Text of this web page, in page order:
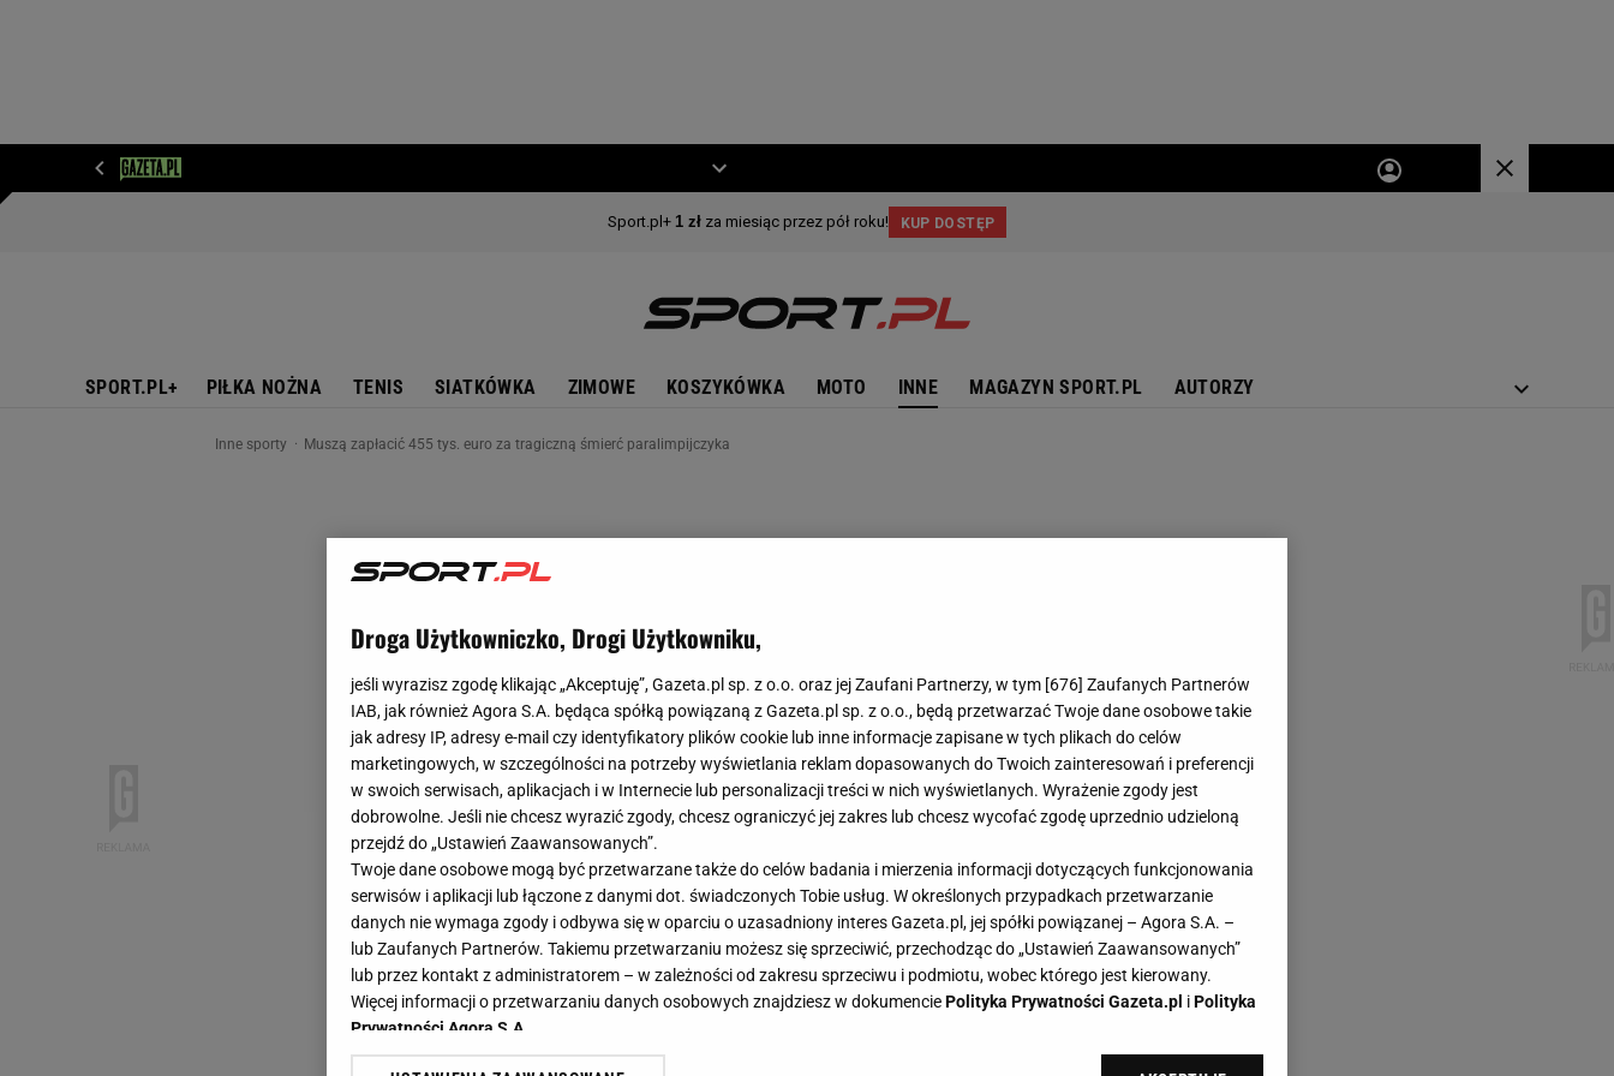
SPORT.PL+ PIŁKA NOŻNA TENIS SIATKÓWKA ZIMOWE KOSZYKÓWKA MOTO INNE MAGAZYN SPORT.PL AUTORZY
Inne sporty Muszą zapłacić 455 tys. euro za tragiczną śmierć paralimpijczyka
Droga Użytkowniczko, Drogi Użytkowniku,
jeśli wyrazisz zgodę klikając „Akceptuję”, Gazeta.pl sp. z o.o. oraz jej Zaufani Partnerzy, w tym [676] Zaufanych Partnerów
IAB, jak również Agora S.A. będąca spółką powiązaną z Gazeta.pl sp. z o.o., będą przetwarzać Twoje dane osobowe takie
jak adresy IP, adresy e-mail czy identyfikatory plików cookie lub inne informacje zapisane w tych plikach do celów
marketingowych, w szczególności na potrzeby wyświetlania reklam dopasowanych do Twoich zainteresowań i preferencji
w swoich serwisach, aplikacjach i w Internecie lub personalizacji treści w nich wyświetlanych. Wyrażenie zgody jest
dobrowolne. Jeśli nie chcesz wyrazić zgody, chcesz ograniczyć jej zakres lub chcesz wycofać zgodę uprzednio udzieloną
przejdź do „Ustawień Zaawansowanych”.
Twoje dane osobowe mogą być przetwarzane także do celów badania i mierzenia informacji dotyczących funkcjonowania
serwisów i aplikacji lub łączone z danymi dot. świadczonych Tobie usług. W określonych przypadkach przetwarzanie
danych nie wymaga zgody i odbywa się w oparciu o uzasadniony interes Gazeta.pl, jej spółki powiązanej – Agora S.A. –
lub Zaufanych Partnerów. Takiemu przetwarzaniu możesz się sprzeciwić, przechodząc do „Ustawień Zaawansowanych”
lub przez kontakt z administratorem – w zależności od zakresu sprzeciwu i podmiotu, wobec którego jest kierowany.
Więcej informacji o przetwarzaniu danych osobowych znajdziesz w dokumenciePolityka Prywatności Gazeta.pl iPolityka
Prywatności Agora S.A.